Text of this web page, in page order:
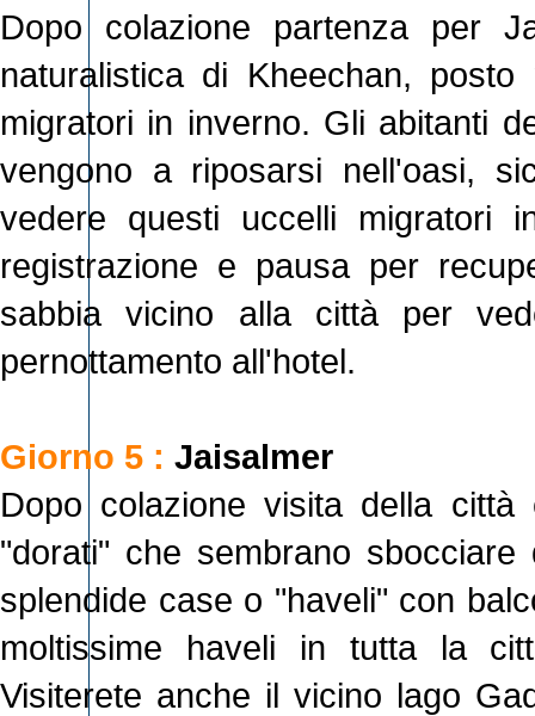
Dopo colazione partenza per
naturalistica di Kheechan,
migratori in inverno. Gli abitanti
vengono a riposarsi nell'oasi,
vedere questi uccelli migratori
registrazione e pausa per
sabbia vicino alla città per
pernottamento all'hotel.
Giorno 5 : Jaisalmer
Dopo colazione visita della
"dorati" che sembrano
splendide case o "haveli" con
moltissime haveli in tutta la
Visiterete anche il vicino lago